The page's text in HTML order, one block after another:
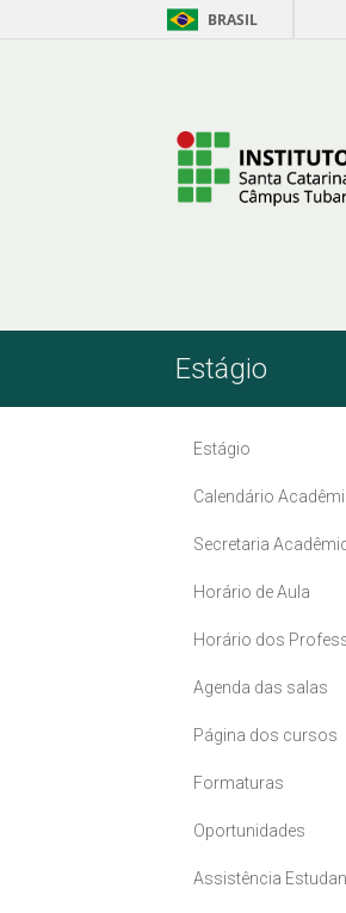
Pular para o Conteúdo BRASIL
Estágio
Estágio
Calendário
Secretaria
Horário de Aula
Horário dos
Agenda das salas
Página dos cursos
Formaturas
Oportunidades
Assistência